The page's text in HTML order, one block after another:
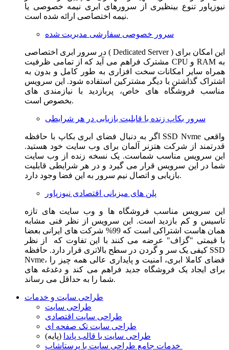
نیوزپاور تنوع بینظیری از سرورهای ابری نیمه خصوصی یا
نیمه اختصاصی ارائه شده است.
سرور خصوصی سفارشی مدیریت شده
در سرور ابری اختصاصی ( Dedicated Server ) این امکان برای
مشترک فراهم می آید که از تمامی ظرفیت CPU و RAM به
همراه سایر امکانات سخت افزاری به طور کامل و بدون به
اشتراک گذاشتن با دیگر مشترکین استفاده شود. این سرویس
مناسب فروشگاه های خاص، پربازدید با نیازمندی های
بخصوص است.
سرور بکاپ زنده با قابلیت بازیابی در هر شرایطی
اگر به دنبال فضای ابری بکاپ با حافظه SSD Nvme واقعی
قدرتمند از شرکت هتزنر آلمان برای وب سایت خود هستید.
این سرویس مناسب شماست. یک نسخه زنده از وب سایت
شما در این سرویس قرار می گیرد و در هر شرایطی قابلیت
بازیابی و اتصال نیم سرور به این فضا وجود دارد.
پلن های میزبانی اقتصادی نیوزپاور
این سرویس مناسب فروشگاه ها و وب سایت های تازه
تاسیس و کم بازدید است. این سرویس از نظر فنی مشابه
همان هاست اشتراکی است که 99% شرکت های ایرانی بعضا
با قیمتی "گزاف" عرضه می کنند با این تفاوت که از نظر
کیفی یک سر و گردن در سطح بالاتری قرار دارد. حافظه SSD
Nvme، فضای کاملا ابری، امنیت و پایداری عالی همه چیز را
برای ایجاد یک فروشگاه جدید فراهم می کند و دغدغه های
شما را به حداقل می رساند.
طراحی سایت و خدمات
طراحی سایت
طراحی سایت اقتصادی
طراحی سایت تک صفحه ای
طراحی سایت با قالب پاندا (پایه)